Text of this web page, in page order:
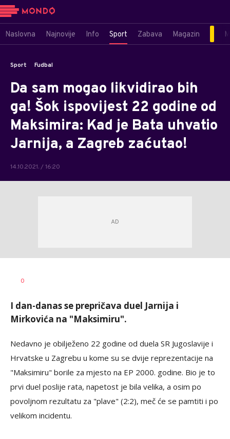
Naslovna Najnovije Info Sport Zabava Magazin
Sport Fudbal
Da sam mogao likvidirao bih
ga! Šok ispovijest 22 godine od
Maksimira: Kad je Bata uhvatio
Jarnija, a Zagreb zaćutao!
14.10.2021. / 16:20
AUTOR
0
I dan-danas se prepričava duel Jarnija i
Mirkovića na "Maksimiru".
Nedavno je obilježeno 22 godine od duela SR Jugoslavije i
Hrvatske u Zagrebu u kome su se dvije reprezentacije na
"Maksimiru" borile za mjesto na EP 2000. godine. Bio je to
prvi duel poslije rata, napetost je bila velika, a osim po
povoljnom rezultatu za "plave" (2:2), meč će se pamtiti i po
velikom incidentu.